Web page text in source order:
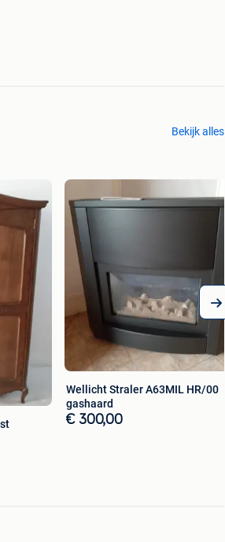
Bekijk alles
Wellicht Straler A63MIL HR/00
gashaard
€ 300,00